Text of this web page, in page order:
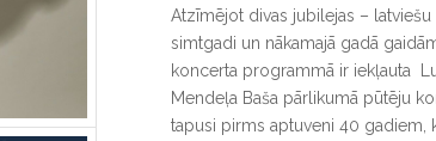
Atzīmējot divas jubilejas –
simtgadi un nākamajā gadā
koncerta programmā ir iekļauta
Mendeļa Baša pārlikumā pūtēju
tapusi pirms aptuveni 40 gadiem,